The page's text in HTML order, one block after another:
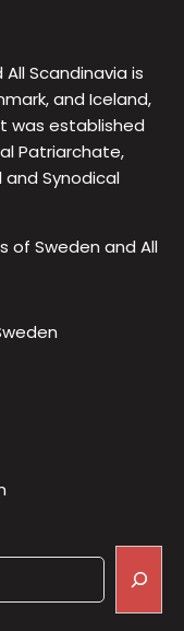
Scandinavia is
and Iceland,
was established
Patriarchate,
Synodical
of Sweden and All